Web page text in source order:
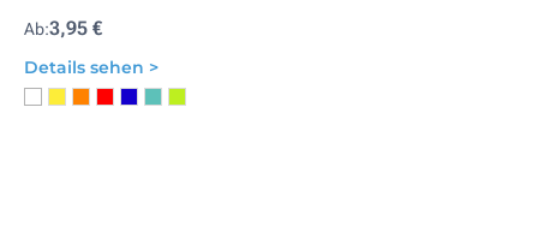
Ab:3,95 €
Details sehen >